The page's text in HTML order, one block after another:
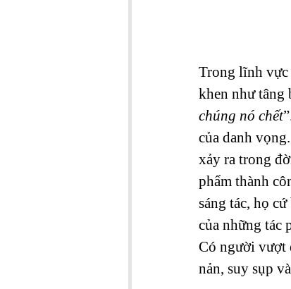
Trong lĩnh vực
khen như tâng
chúng nó chết
của danh
xảy ra trong
phẩm thành
sáng tác, họ
của những tác
Có người vượt
nản, suy sụp